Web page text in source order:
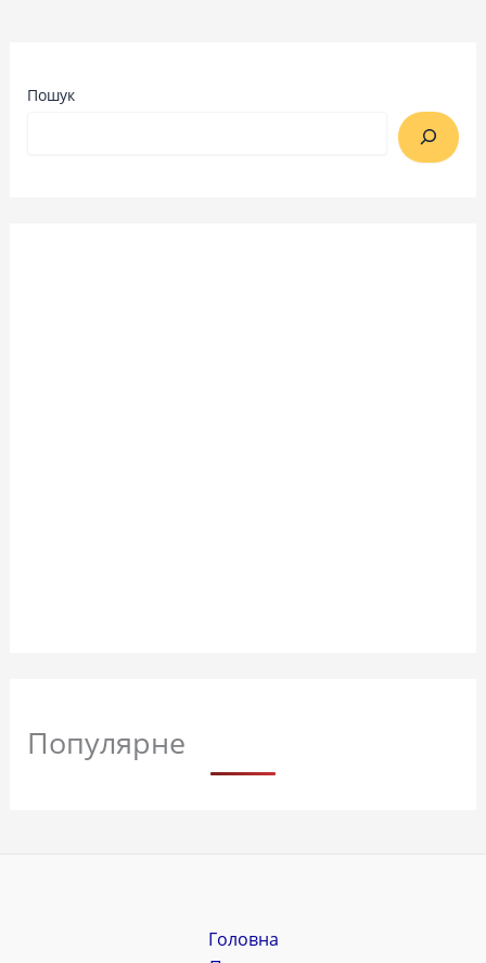
Пошук
Популярне
Головна